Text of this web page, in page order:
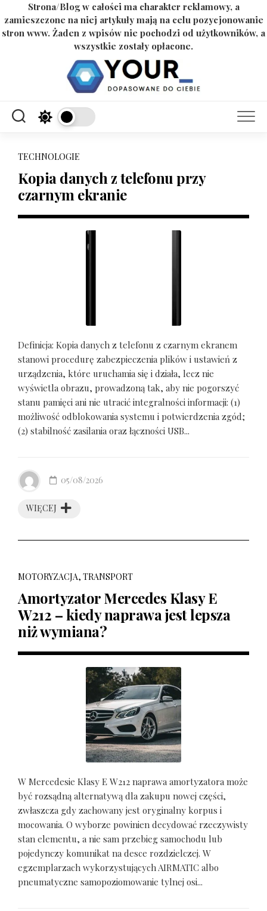
Strona/Blog w całości ma charakter reklamowy, a
zamieszczone na niej artykuły mają na celu pozycjonowanie
stron www. Żaden z wpisów nie pochodzi od użytkowników, a
wszystkie zostały opłacone.
TECHNOLOGIE
Kopia danych z telefonu przy
czarnym ekranie
Definicja: Kopia danych z telefonu z czarnym ekranem
stanowi procedurę zabezpieczenia plików i ustawień z
urządzenia, które uruchamia się i działa, lecz nie
wyświetla obrazu, prowadzoną tak, aby nie pogorszyć
stanu pamięci ani nie utracić integralności informacji: (1)
możliwość odblokowania systemu i potwierdzenia zgód;
(2) stabilność zasilania oraz łączności USB...
WIĘCEJ
05/08/2026
MOTORYZACJA, TRANSPORT
Amortyzator Mercedes Klasy E
W212 – kiedy naprawa jest lepsza
niż wymiana?
W Mercedesie Klasy E W212 naprawa amortyzatora może
być rozsądną alternatywą dla zakupu nowej części,
zwłaszcza gdy zachowany jest oryginalny korpus i
mocowania. O wyborze powinien decydować rzeczywisty
stan elementu, a nie sam przebieg samochodu lub
pojedynczy komunikat na desce rozdzielczej. W
egzemplarzach wykorzystujących AIRMATIC albo
pneumatyczne samopoziomowanie tylnej osi...